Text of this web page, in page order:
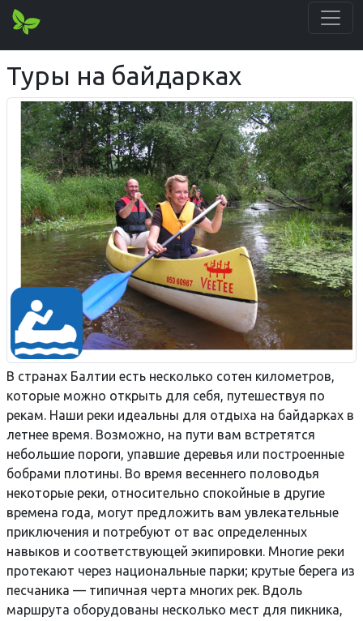
Туры на байдарках
В странах Балтии есть несколько сотен километров,
которые можно открыть для себя, путешествуя по
рекам. Наши реки идеальны для отдыха на байдарках в
летнее время. Возможно, на пути вам встретятся
небольшие пороги, упавшие деревья или построенные
бобрами плотины. Во время весеннего половодья
некоторые реки, относительно спокойные в другие
времена года, могут предложить вам увлекательные
приключения и потребуют от вас определенных
навыков и соответствующей экипировки. Многие реки
протекают через национальные парки; крутые берега из
песчаника — типичная черта многих рек. Вдоль
маршрута оборудованы несколько мест для пикника,